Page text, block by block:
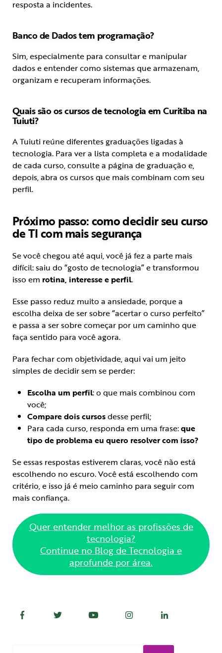
resposta a incidentes.
Banco de Dados tem programação?
Sim, especialmente para consultar e manipular
dados e entender como sistemas que armazenam,
organizam e recuperam informações.
Quais são os cursos de tecnologia em Curitiba na
Tuiuti?
A Tuiuti reúne diferentes graduações ligadas à
tecnologia. Para ver a lista completa e a modalidade
de cada curso, consulte a página de graduação e,
depois, abra os cursos que mais combinam com seu
perfil.
Próximo passo: como decidir seu curso
de TI com mais segurança
Se você chegou até aqui, você já fez a parte mais
difícil: saiu do “gosto de tecnologia” e transformou
isso em rotina, interesse e perfil.
Esse passo reduz muito a ansiedade, porque a
escolha deixa de ser sobre “acertar o curso perfeito”
e passa a ser sobre começar por um caminho que
faça sentido para você agora.
Para fechar com objetividade, aqui vai um jeito
simples de decidir sem se perder:
Escolha um perfil: o que mais combinou com
você;
Compare dois cursosdesse perfil;
Para cada curso, responda em uma frase:que
tipo de problema eu quero resolver com isso?
Se essas respostas estiverem claras, você não está
escolhendo no escuro. Você está escolhendo com
critério, e isso já é meio caminho para seguir com
mais confiança.
Quer entender melhor as profissões de
tecnologia?
Continue no Blog de Tecnologia e
aprofunde por área.